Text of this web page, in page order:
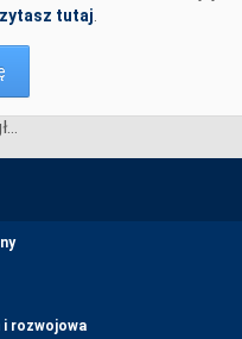
tutaj
PSE ogłaszają szczegóły aukcji wstępnych do aukcji dogrywkowej na rok dostaw 2029
i rozwojowa